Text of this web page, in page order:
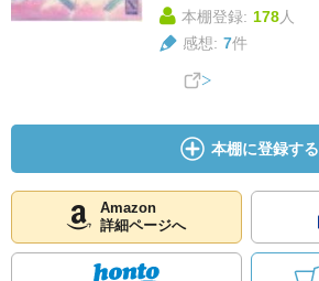
本棚登録: 178人
感想: 7件
本棚に登録する
Amazon
詳細ページへ